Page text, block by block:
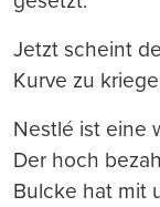
Jetzt scheint
Kurve zu
Nestlé ist eine
Der hoch
Bulcke hat mit